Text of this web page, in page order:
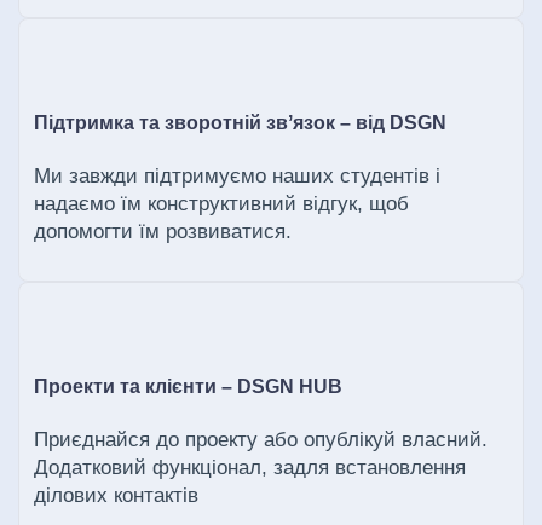
Підтримка та зворотній звʼязок – від DSGN
Ми завжди підтримуємо наших студентів і
надаємо їм конструктивний відгук, щоб
допомогти їм розвиватися.
Проекти та клієнти – DSGN HUB
Приєднайся до проекту або опублікуй власний.
Додатковий функціонал, задля встановлення
ділових контактів